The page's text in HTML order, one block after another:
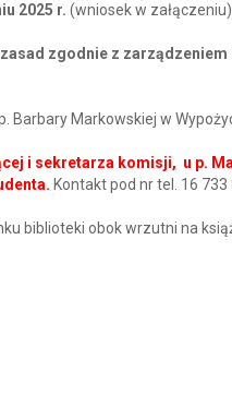
2025 r. (wniosek w załączeniu).
zgodnie z
Barbary Markowskiej w
i sekretarza komisji, u p.
Kontakt pod nr tel. 16
biblioteki obok wrzutni na